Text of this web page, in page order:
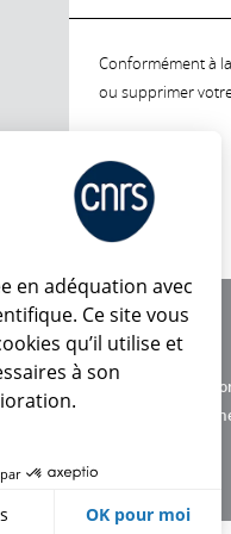
Conformément à
ou supprimer
Charte
Données
en adéquation avec
Ce site vous
qu’il utilise et
à son
OK pour moi